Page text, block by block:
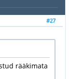
#27
rääkimata